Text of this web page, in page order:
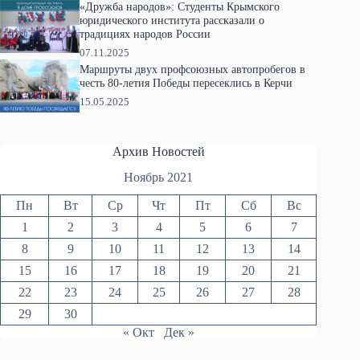
«Дружба народов»: Студенты Крымского
юридического института рассказали о
традициях народов России
07.11.2025
Маршруты двух профсоюзных автопробегов в
честь 80-летия Победы пересеклись в Керчи
15.05.2025
Архив Новостей
Ноябрь 2021
Пн Вт Ср Чт Пт Сб
Вс
1
2 3 4 5 6
7
8
9 10 11 12 13
14
15
16 17 18 19 20
21
22
23 24 25 26 27
28
29
30
« Окт
Дек »